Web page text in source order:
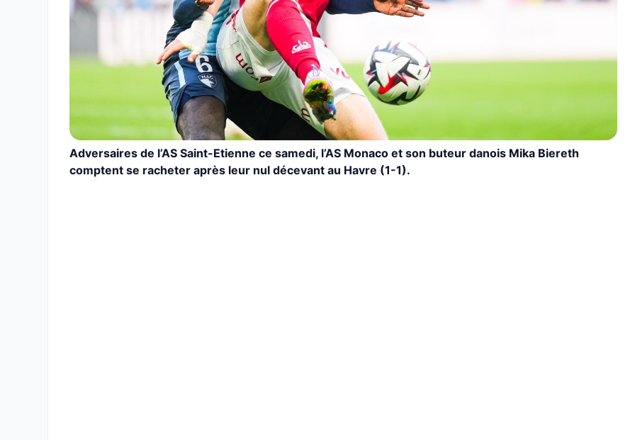
Adversaires de l’AS Saint-Etienne ce samedi, l’AS Monaco et son buteur danois Mika Biereth
comptent se racheter après leur nul décevant au Havre (1-1).